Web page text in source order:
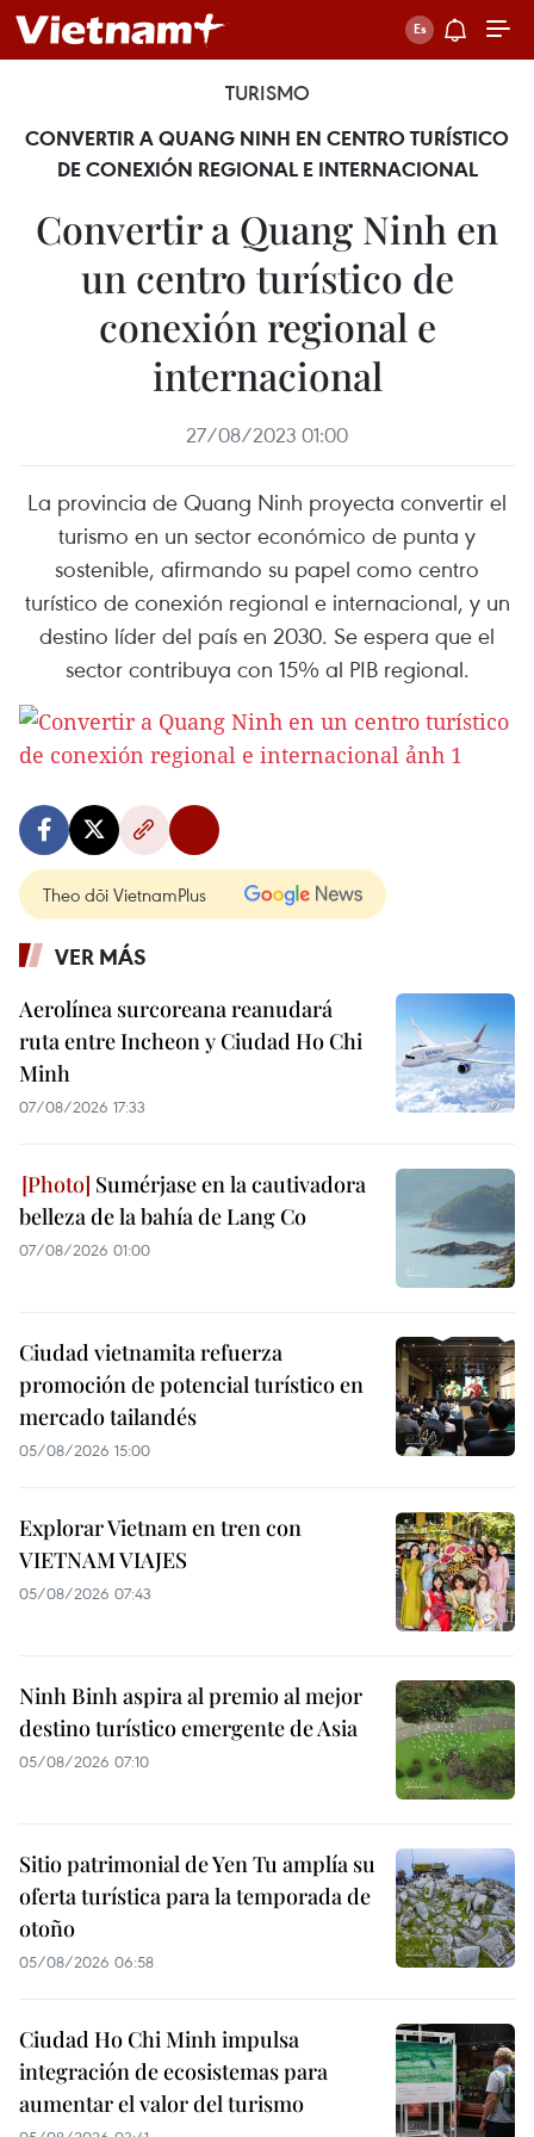
TURISMO
CONVERTIR A QUANG NINH EN CENTRO TURÍSTICO
DE CONEXIÓN REGIONAL E INTERNACIONAL
Convertir a Quang Ninh en
un centro turístico de
conexión regional e
internacional
27/08/2023 01:00
La provincia de Quang Ninh proyecta convertir el
turismo en un sector económico de punta y
sostenible, afirmando su papel como centro
turístico de conexión regional e internacional, y un
destino líder del país en 2030. Se espera que el
sector contribuya con 15% al PIB regional.
Theo dõi VietnamPlus
VER MÁS
Aerolínea surcoreana reanudará
ruta entre Incheon y Ciudad Ho Chi
Minh
07/08/2026 17:33
Sumérjase en la cautivadora
belleza de la bahía de Lang Co
07/08/2026 01:00
Ciudad vietnamita refuerza
promoción de potencial turístico en
mercado tailandés
05/08/2026 15:00
Explorar Vietnam en tren con
VIETNAM VIAJES
05/08/2026 07:43
Ninh Binh aspira al premio al mejor
destino turístico emergente de Asia
05/08/2026 07:10
Sitio patrimonial de Yen Tu amplía su
oferta turística para la temporada de
otoño
05/08/2026 06:58
Ciudad Ho Chi Minh impulsa
integración de ecosistemas para
aumentar el valor del turismo